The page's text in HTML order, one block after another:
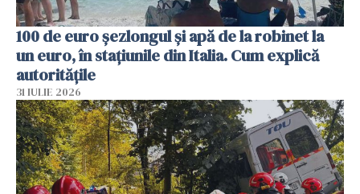
100 de euro șezlongul și apă de la robinet la
un euro, în stațiunile din Italia. Cum explică
autoritățile
31 IULIE 2026